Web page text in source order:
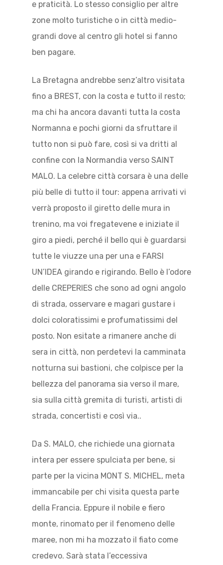
e praticità. Lo stesso consiglio per altre
zone molto turistiche o in città medio-
grandi dove al centro gli hotel si fanno
ben pagare.
La Bretagna andrebbe senz’altro visitata
fino a BREST, con la costa e tutto il resto;
ma chi ha ancora davanti tutta la costa
Normanna e pochi giorni da sfruttare il
tutto non si può fare, così si va dritti al
confine con la Normandia verso SAINT
MALO. La celebre città corsara è una delle
più belle di tutto il tour: appena arrivati vi
verrà proposto il giretto delle mura in
trenino, ma voi fregatevene e iniziate il
giro a piedi, perché il bello qui è guardarsi
tutte le viuzze una per una e FARSI
UN’IDEA girando e rigirando. Bello è l’odore
delle CREPERIES che sono ad ogni angolo
di strada, osservare e magari gustare i
dolci coloratissimi e profumatissimi del
posto. Non esitate a rimanere anche di
sera in città, non perdetevi la camminata
notturna sui bastioni, che colpisce per la
bellezza del panorama sia verso il mare,
sia sulla città gremita di turisti, artisti di
strada, concertisti e così via..
Da S. MALO, che richiede una giornata
intera per essere spulciata per bene, si
parte per la vicina MONT S. MICHEL, meta
immancabile per chi visita questa parte
della Francia. Eppure il nobile e fiero
monte, rinomato per il fenomeno delle
maree, non mi ha mozzato il fiato come
credevo. Sarà stata l’eccessiva